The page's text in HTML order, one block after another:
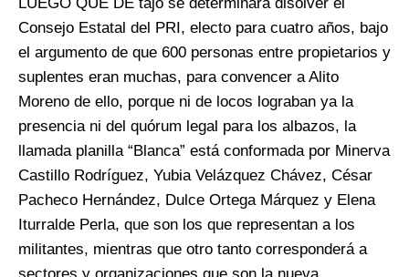
Consejo Estatal del PRI, electo para cuatro años, bajo
el argumento de que 600 personas entre propietarios y
suplentes eran muchas, para convencer a Alito
Moreno de ello, porque ni de locos lograban ya la
presencia ni del quórum legal para los albazos, la
llamada planilla “Blanca” está conformada por Minerva
Castillo Rodríguez, Yubia Velázquez Chávez, César
Pacheco Hernández, Dulce Ortega Márquez y Elena
Iturralde Perla, que son los que representan a los
militantes, mientras que otro tanto corresponderá a
sectores y organizaciones que son la nueva